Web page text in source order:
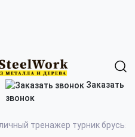
Заказать
звонок
тренажер турник брусья